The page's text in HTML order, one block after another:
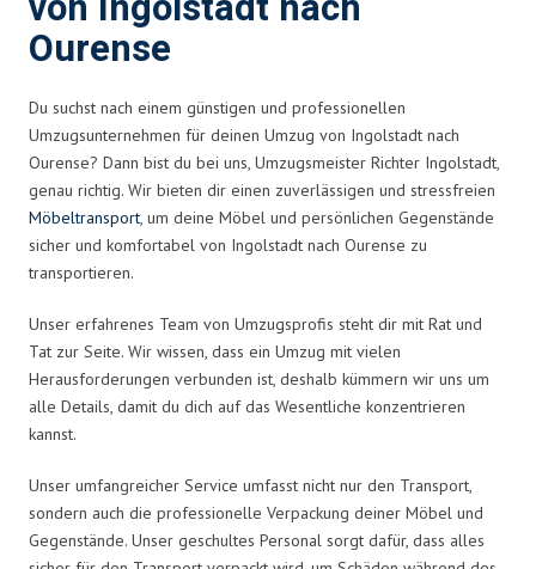
Ourense
Du suchst nach einem günstigen und professionellen
Umzugsunternehmen für deinen Umzug von Ingolstadt nach
Ourense? Dann bist du bei uns, Umzugsmeister Richter Ingolstadt,
genau richtig. Wir bieten dir einen zuverlässigen und stressfreien
Möbeltransport, um deine Möbel und persönlichen Gegenstände
sicher und komfortabel von Ingolstadt nach Ourense zu
transportieren.
Unser erfahrenes Team von Umzugsprofis steht dir mit Rat und
Tat zur Seite. Wir wissen, dass ein Umzug mit vielen
Herausforderungen verbunden ist, deshalb kümmern wir uns um
alle Details, damit du dich auf das Wesentliche konzentrieren
kannst.
Unser umfangreicher Service umfasst nicht nur den Transport,
sondern auch die professionelle Verpackung deiner Möbel und
Gegenstände. Unser geschultes Personal sorgt dafür, dass alles